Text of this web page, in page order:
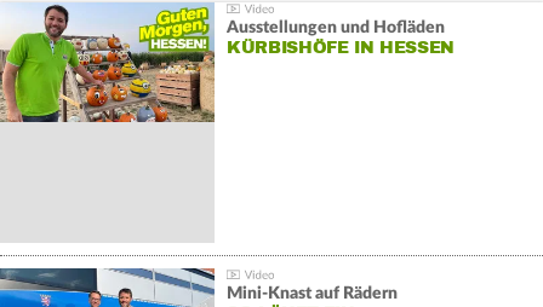
Ausstellungen und Hofläden
KÜRBISHÖFE IN HESSEN
Mini-Knast auf Rädern